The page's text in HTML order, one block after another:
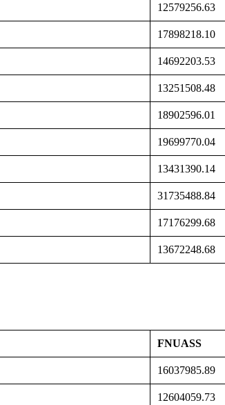
12579256.63
17898218.10
14692203.53
13251508.48
18902596.01
19699770.04
13431390.14
31735488.84
17176299.68
13672248.68
FNUASS
16037985.89
12604059.73